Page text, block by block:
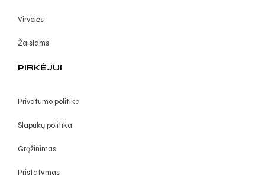
Virvelės
Žaislams
PIRKĖJUI
Privatumo politika
Slapukų politika
Grąžinimas
Pristatymas